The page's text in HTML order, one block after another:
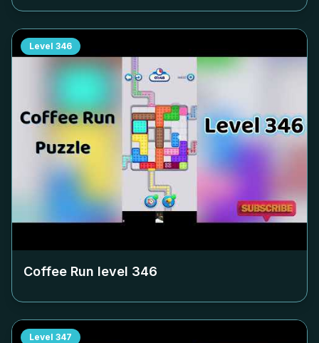
Level 346
Coffee Run level 346
Level 347